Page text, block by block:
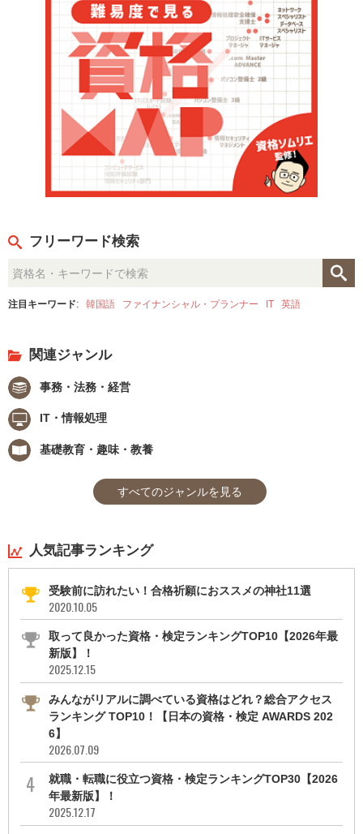
フリーワード検索
注目キーワード: 韓国語 ファイナンシャル・プランナー IT 英語
関連ジャンル
事務・法務・経営
IT・情報処理
基礎教育・趣味・教養
すべてのジャンルを見る
人気記事ランキング
受験前に訪れたい！合格祈願におススメの神社11選
2020.10.05
取って良かった資格・検定ランキングTOP10【2026年最
新版】！
2025.12.15
みんながリアルに調べている資格はどれ？総合アクセス
ランキング TOP10！【日本の資格・検定 AWARDS 202
6】
2026.07.09
就職・転職に役立つ資格・検定ランキングTOP30【2026
年最新版】！
2025.12.17